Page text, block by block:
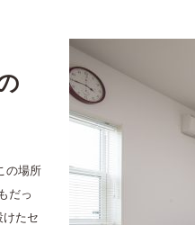
の場所
だっ
けたセ